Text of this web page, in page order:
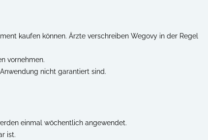
kaufen können. Ärzte verschreiben Wegovy in der Regel
vornehmen.
nicht garantiert sind.
einmal wöchentlich angewendet.
ist.